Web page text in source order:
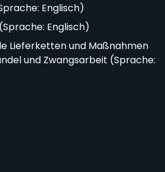
Englisch)
Englisch)
Lieferketten und Maßnahmen
und Zwangsarbeit (Sprache: